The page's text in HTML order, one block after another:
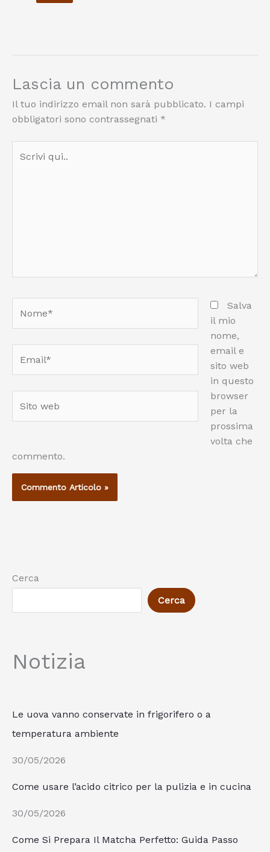
Lascia un commento
Il tuo indirizzo email non sarà pubblicato. I campi
obbligatori sono contrassegnati *
qui..
web
Salva
il mio
nome,
email e
sito web
in questo
browser
per la
prossima
volta che
commento.
Cerca
Cerca
Notizia
Le uova vanno conservate in frigorifero o a
temperatura ambiente
30/05/2026
Come usare l’acido citrico per la pulizia e in cucina
30/05/2026
Come Si Prepara Il Matcha Perfetto: Guida Passo